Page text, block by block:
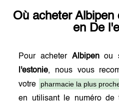
Où acheter Albipen
en De
Pour acheter Albipenou
l'estonie, nous vous
votre
pharmacie la plus
en utilisant le numéro de